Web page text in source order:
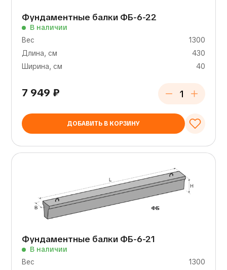
Фундаментные балки ФБ-6-22
В наличии
Вес
1300
Длина, см
430
Ширина, см
40
7 949 ₽
ДОБАВИТЬ В КОРЗИНУ
Фундаментные балки ФБ-6-21
В наличии
Вес
1300